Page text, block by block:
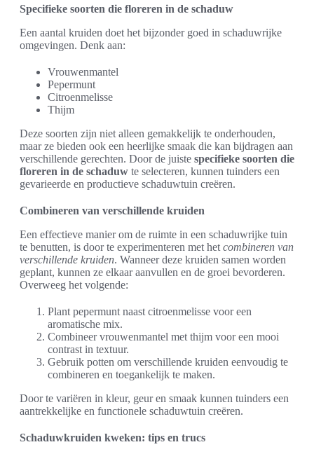
Specifieke soorten die floreren in de schaduw
Een aantal kruiden doet het bijzonder goed in schaduwrijke
omgevingen. Denk aan:
Vrouwenmantel
Pepermunt
Citroenmelisse
Thijm
Deze soorten zijn niet alleen gemakkelijk te onderhouden,
maar ze bieden ook een heerlijke smaak die kan bijdragen aan
verschillende gerechten. Door de juiste specifieke soorten die
floreren in de schaduw te selecteren, kunnen tuinders een
gevarieerde en productieve schaduwtuin creëren.
Combineren van verschillende kruiden
Een effectieve manier om de ruimte in een schaduwrijke tuin
te benutten, is door te experimenteren met het combineren van
verschillende kruiden. Wanneer deze kruiden samen worden
geplant, kunnen ze elkaar aanvullen en de groei bevorderen.
Overweeg het volgende:
Plant pepermunt naast citroenmelisse voor een
aromatische mix.
Combineer vrouwenmantel met thijm voor een mooi
contrast in textuur.
Gebruik potten om verschillende kruiden eenvoudig te
combineren en toegankelijk te maken.
Door te variëren in kleur, geur en smaak kunnen tuinders een
aantrekkelijke en functionele schaduwtuin creëren.
Schaduwkruiden kweken: tips en trucs